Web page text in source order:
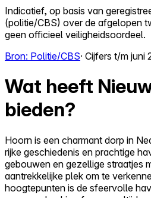
Indicatief, op basis van
(politie/CBS) over de afgelopen
geen officieel veiligheidsoordeel.
Bron: Politie/CBS· Cijfers t/m juni
Wat heeft
bieden?
Hoorn is een charmant dorp in
rijke geschiedenis en prachtige
gebouwen en gezellige straatjes
aantrekkelijke plek om te
hoogtepunten is de sfeervolle